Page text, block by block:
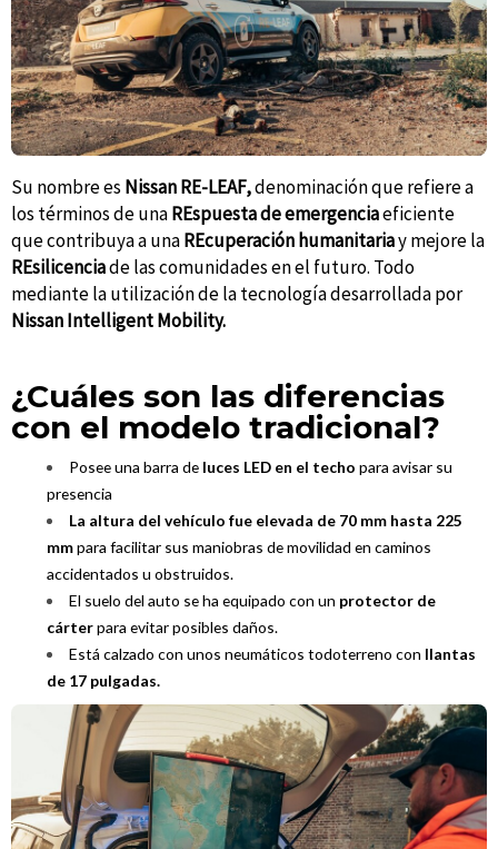
Su nombre es Nissan RE-LEAF,denominación que refiere a
los términos de unaREspuestade emergenciaeficiente
que contribuya a unaREcuperación humanitariay mejore la
REsilicenciade las comunidades en el futuro. Todo
mediante la utilización de la tecnología desarrollada por
Nissan Intelligent Mobility.
¿Cuáles son las diferencias
con el modelo tradicional?
Posee una barra de luces LED en el techo para avisar su
presencia
La altura del vehículo fue elevada de 70 mm hasta 225
mmpara facilitar sus maniobras de movilidad en caminos
accidentados u obstruidos.
El suelo del auto se ha equipado con un protector de
cárterpara evitar posibles daños.
Está calzado con unos neumáticos todoterreno con llantas
de 17 pulgadas.